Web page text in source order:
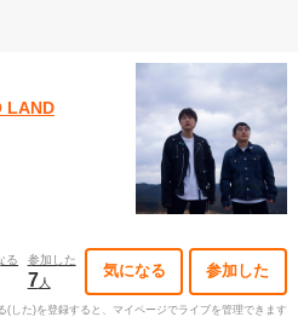
LAND
る 参加した
7 人
気になる 参加した
(した)を登録すると、マイページでライブを管理できます